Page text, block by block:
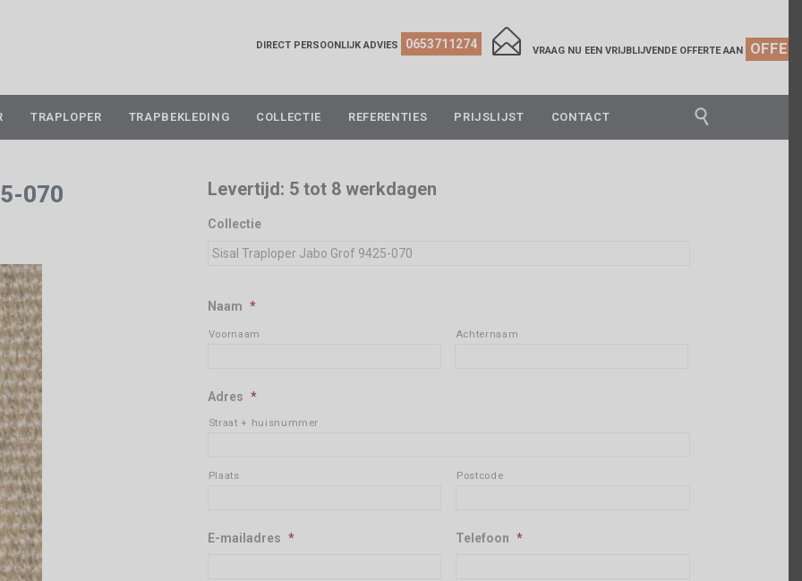
DIRECT PERSOONLIJK ADVIES 0653711274  VRAAG NU EEN VRIJBLIJVENDE OFFERTE AAN
to
content
TRAPLOPER TRAPBEKLEDING COLLECTIE REFERENTIES PRIJSLIJST CONTACT 
070 Levertijd: 5 tot 8 werkdagen
Collectie
Naam *
Voornaam Achternaam
Adres *
Straat + huisnummer
Plaats Postcode
E-mailadres * Telefoon *